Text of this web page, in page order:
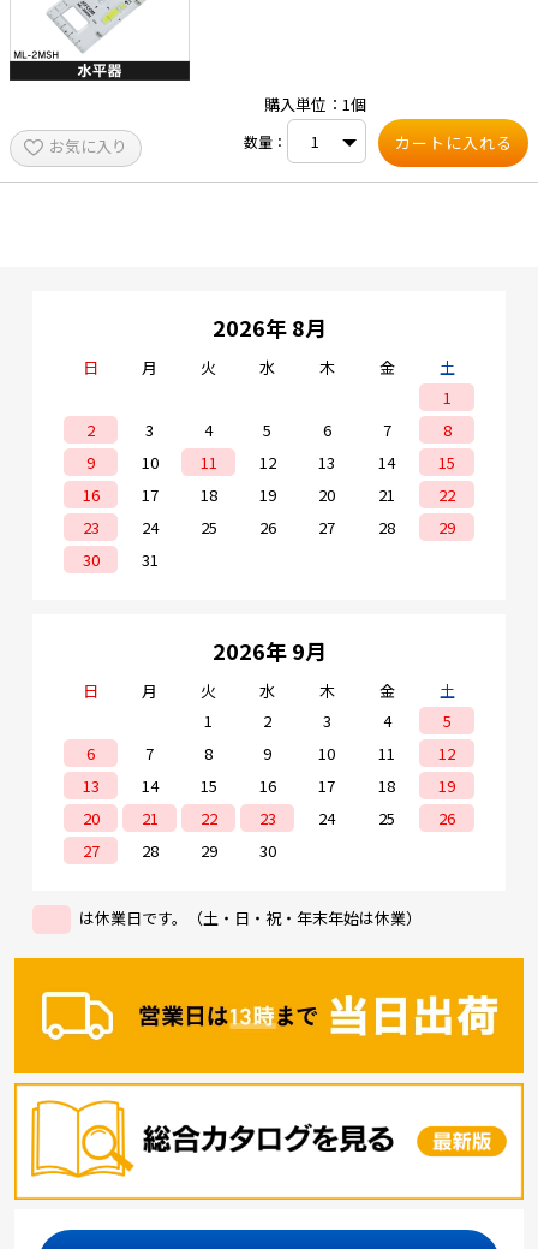
お気に入り
購入単位：1個
数量：
2026年 8月
日 月 火 水 木 金
土
1
2
3 4 5 6 7
8
9
10 11 12 13 14
15
16
17 18 19 20 21
22
23
24 25 26 27 28
29
30
31
2026年 9月
日 月 火 水 木 金
土
1
2 3 4
5
6
7 8 9 10 11
12
13
14 15 16 17 18
19
20
21 22 23 24 25
26
27
28 29 30
は休業日です。（土・日・祝・年末年始は休業）